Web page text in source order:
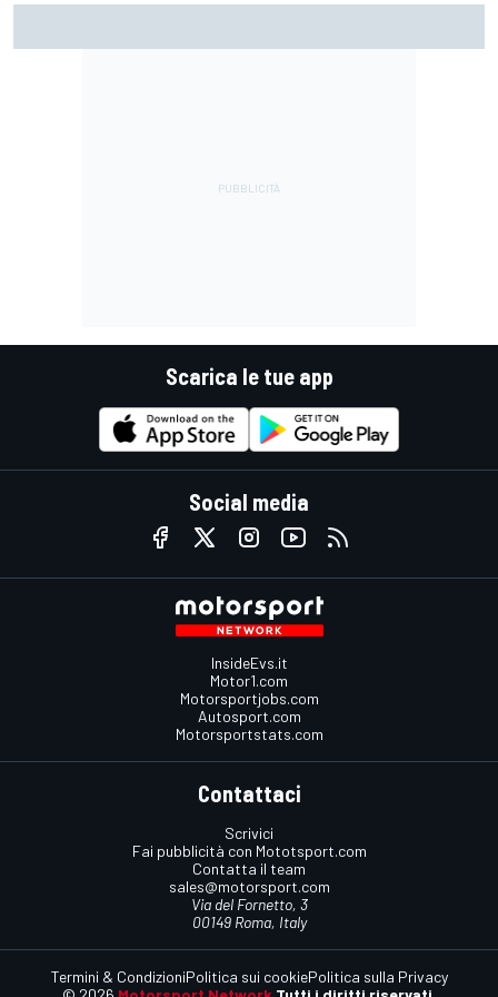
Scarica le tue app
Social media
InsideEvs.it
Motor1.com
Motorsportjobs.com
Autosport.com
Motorsportstats.com
Contattaci
Scrivici
Fai pubblicità con Mototsport.com
Contatta il team
sales@motorsport.com
Via del Fornetto, 3
00149 Roma, Italy
Termini & CondizioniPolitica sui cookiePolitica sulla Privacy